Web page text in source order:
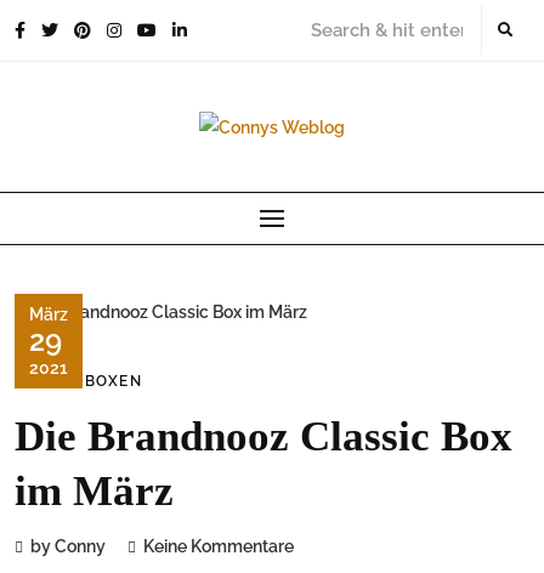
März
29
2021
FOODBOXEN
Die Brandnooz Classic Box
im März
by Conny Keine Kommentare